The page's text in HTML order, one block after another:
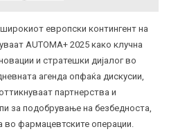
европски контингент на
AUTOMA+ 2025 како клучна
и стратешки дијалог во
агенда опфаќа дискусии,
партнерства и
за подобрување на безбедноста,
во фармацевтските операции.